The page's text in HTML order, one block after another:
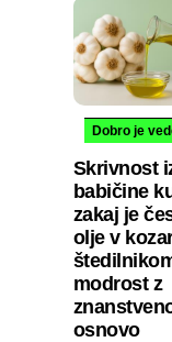
Dobro je
Skrivnost
babičine
zakaj je
olje v
modrost z
osnovo